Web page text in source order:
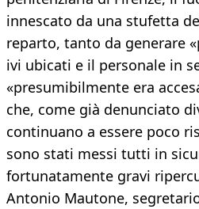
innescato da una stufetta
reparto, tanto da generare
ivi ubicati e il personale in
«presumibilmente era
che, come già denunciato
continuano a essere poco
sono stati messi tutti in
fortunatamente gravi
Antonio Mautone,